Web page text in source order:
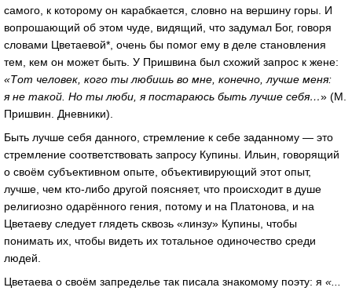
самого, к которому он карабкается, словно на вершину горы. И
вопрошающий об этом чуде, видящий, что задумал Бог, говоря
словами Цветаевой*, очень бы помог ему в деле становления
тем, кем он может быть. У Пришвина был схожий запрос к жене:
«Тот человек, кого ты любишь во мне, конечно, лучше меня:
я не такой. Но ты люби, я постараюсь быть лучше себя…» (М.
Пришвин. Дневники).
Быть лучше себя данного, стремление к себе заданному — это
стремление соответствовать запросу Купины. Ильин, говорящий
о своём субъективном опыте, объективирующий этот опыт,
лучше, чем кто-либо другой поясняет, что происходит в душе
религиозно одарённого гения, потому и на Платонова, и на
Цветаеву следует глядеть сквозь «линзу» Купины, чтобы
понимать их, чтобы видеть их тотальное одиночество среди
людей.
Цветаева о своём запределье так писала знакомому поэту: я «...